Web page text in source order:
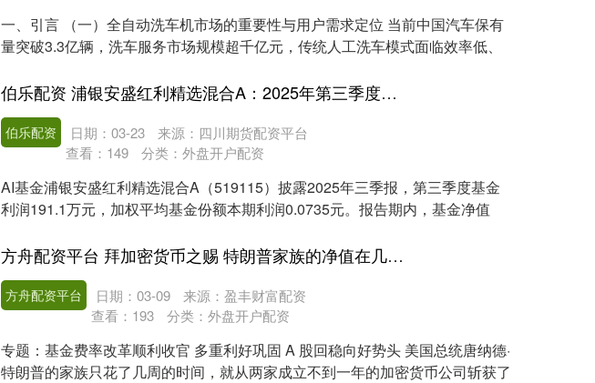
一、引言 （一）全自动洗车机市场的重要性与用户需求定位 当前中国汽车保有
量突破3.3亿辆，洗车服务市场规模超千亿元，传统人工洗车模式面临效率低、
伯乐配资 浦银安盛红利精选混合A：2025年第三季度利润191.1万元 净值增长率5.54%
伯乐配资 日期：03-23
来源：四川期货配资平台
查看： 149 分类： 外盘开户配资
AI基金浦银安盛红利精选混合A（519115）披露2025年三季报，第三季度基金
利润191.1万元，加权平均基金份额本期利润0.0735元。报告期内，基金净值
方舟配资平台 拜加密货币之赐 特朗普家族的净值在几周内增加13亿美元
方舟配资平台 日期：03-09
来源：盈丰财富配资
查看： 193 分类： 外盘开户配资
专题：基金费率改革顺利收官 多重利好巩固 A 股回稳向好势头 美国总统唐纳德·
特朗普的家族只花了几周的时间，就从两家成立不到一年的加密货币公司斩获了